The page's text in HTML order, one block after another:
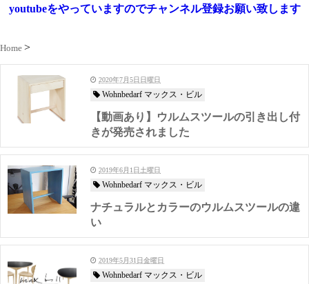
youtubeをやっていますのでチャンネル登録お願い致します
Home
2020年7月5日日曜日
Wohnbedarf マックス・ビル
【動画あり】ウルムスツールの引き出し付
きが発売されました
2019年6月1日土曜日
Wohnbedarf マックス・ビル
ナチュラルとカラーのウルムスツールの違
い
2019年5月31日金曜日
Wohnbedarf マックス・ビル